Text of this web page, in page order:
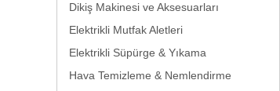
Dikiş Makinesi ve Aksesuarları
Elektrikli Mutfak Aletleri
Elektrikli Süpürge & Yıkama
Hava Temizleme & Nemlendirme